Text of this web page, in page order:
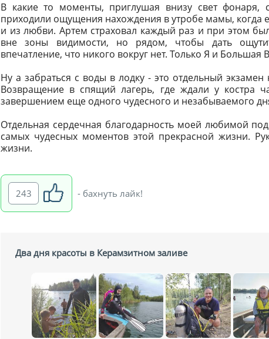
В какие то моменты, приглушая внизу свет фонаря,
приходили ощущения нахождения в утробе мамы, когда
и из любви. Артем страховал каждый раз и при этом
вне зоны видимости, но рядом, чтобы дать
впечатление, что никого вокруг нет. Только Я и Большая
Ну а забраться с воды в лодку - это отдельный
Возвращение в спящий лагерь, где ждали у костра
завершением еще одного чудесного и незабываемого
Отдельная сердечная благодарность моей любимой
самых чудесных моментов этой прекрасной жизни.
жизни.
243 - бахнуть лайк!
Два дня красоты в Керамзитном заливе